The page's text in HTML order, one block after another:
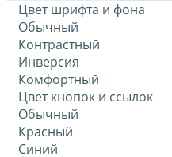
Цвет шрифта и фона
Обычный
Контрастный
Инверсия
Комфортный
Цвет кнопок и ссылок
Обычный
Красный
Синий